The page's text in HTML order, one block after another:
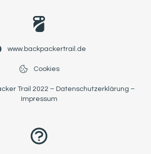
www.backpackertrail.de
Cookies
Trail 2022 – Datenschutzerklärung –
Impressum